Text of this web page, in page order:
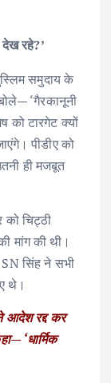
देख रहे?’
समुदाय के
‘गैरकानूनी
को टारगेट क्यों
पीडीए को
ही मजबूत
चिट्ठी
मांग की थी।
सिंह ने सभी
थे।
आदेश रद्द कर
‘धार्मिक